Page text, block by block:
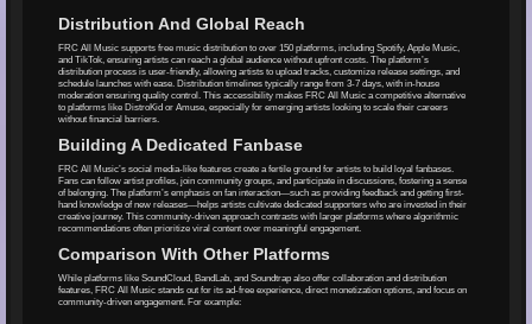
Distribution And Global Reach
FRC All Music supports free music distribution to over 150 platforms, including Spotify, Apple Music,
and TikTok, ensuring artists can reach a global audience without upfront costs. The platform’s
distribution process is user-friendly, allowing artists to upload tracks, customize release settings, and
schedule launches with ease. Distribution timelines typically range from 3-7 days, with in-house
moderation ensuring quality control. This accessibility makes FRC All Music a competitive alternative
to platforms like DistroKid or Amuse, especially for emerging artists looking to scale their careers
without financial barriers.
Building A Dedicated Fanbase
FRC All Music’s social media-like features create a fertile ground for artists to build loyal fanbases.
Fans can follow artist profiles, join community groups, and participate in discussions, fostering a sense
of belonging. The platform’s emphasis on fan interaction—such as providing feedback and getting first-
hand knowledge of new releases—helps artists cultivate dedicated supporters who are invested in their
creative journey. This community-driven approach contrasts with larger platforms where algorithmic
recommendations often prioritize viral content over meaningful engagement.
Comparison With Other Platforms
While platforms like SoundCloud, BandLab, and Soundtrap also offer collaboration and distribution
features, FRC All Music stands out for its ad-free experience, direct monetization options, and focus on
community-driven engagement. For example: